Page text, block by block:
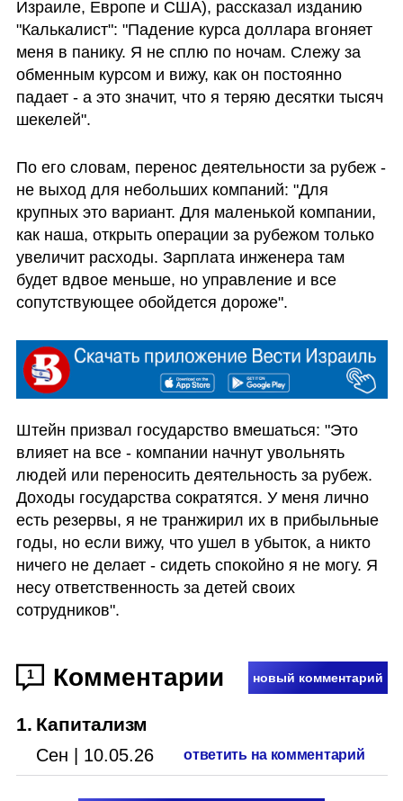
Израиле, Европе и США), рассказал изданию
"Калькалист": "Падение курса доллара вгоняет
меня в панику. Я не сплю по ночам. Слежу за
обменным курсом и вижу, как он постоянно
падает - а это значит, что я теряю десятки тысяч
шекелей".
По его словам, перенос деятельности за рубеж -
не выход для небольших компаний: "Для
крупных это вариант. Для маленькой компании,
как наша, открыть операции за рубежом только
увеличит расходы. Зарплата инженера там
будет вдвое меньше, но управление и все
сопутствующее обойдется дороже".
Штейн призвал государство вмешаться: "Это
влияет на все - компании начнут увольнять
людей или переносить деятельность за рубеж.
Доходы государства сократятся. У меня лично
есть резервы, я не транжирил их в прибыльные
годы, но если вижу, что ушел в убыток, а никто
ничего не делает - сидеть спокойно я не могу. Я
несу ответственность за детей своих
сотрудников".
1 Комментарии новый комментарий
1. Капитализм
Сен | 10.05.26 ответить на комментарий